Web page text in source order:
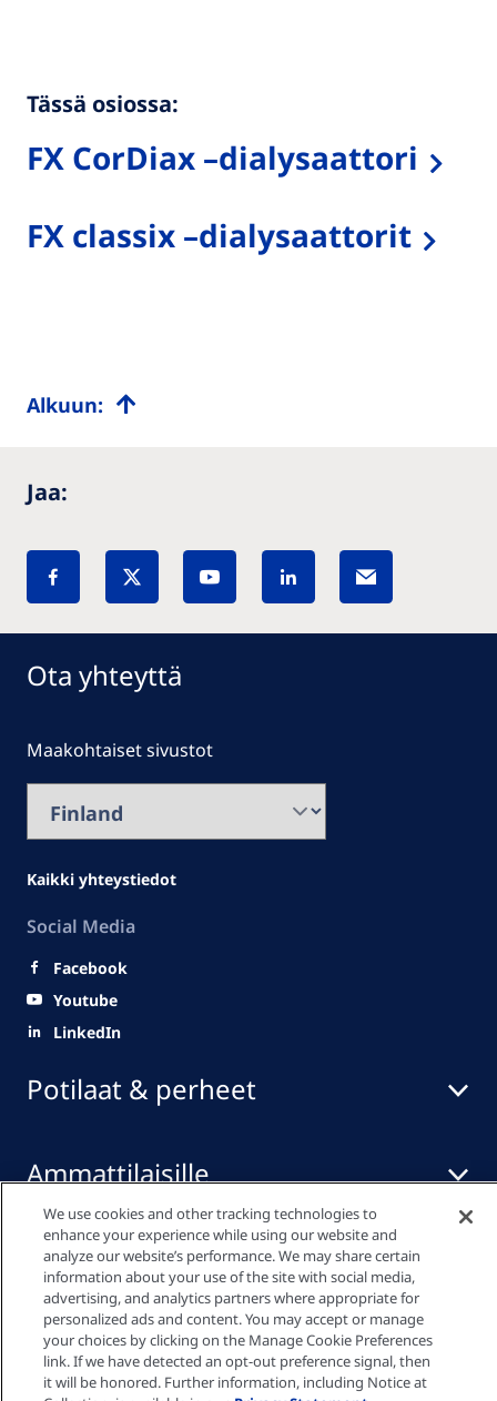
Tässä osiossa:
FX CorDiax –dialysaattori
FX classix –dialysaattorit
Alkuun:
Jaa:
Potilaat & perheet
Ammattilaisille
Pikalinkit
Ota yhteyttä
Maakohtaiset sivustot
Kaikki yhteystiedot
Social Media
Facebook
Youtube
LinkedIn
Tietosuojakäytäntö
We use cookies and other tracking technologies to
enhance your experience while using our website and
analyze our website’s performance. We may share certain
information about your use of the site with social media,
advertising, and analytics partners where appropriate for
personalized ads and content. You may accept or manage
your choices by clicking on the Manage Cookie Preferences
link. If we have detected an opt-out preference signal, then
it will be honored. Further information, including Notice at